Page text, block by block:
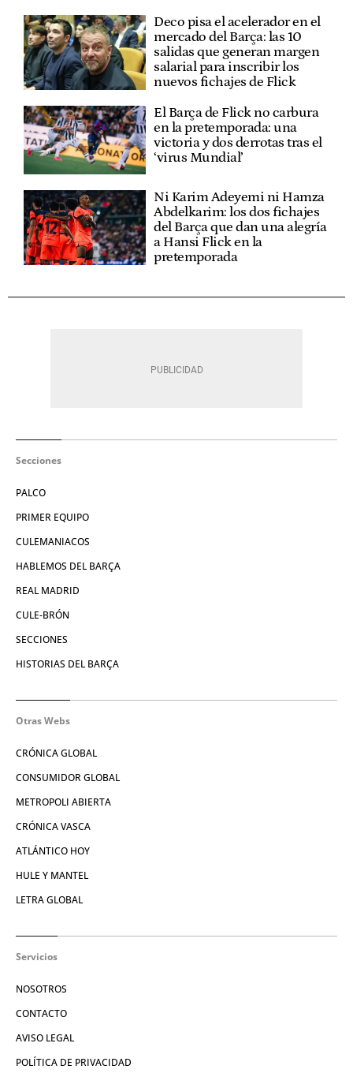
Deco pisa el acelerador en el
mercado del Barça: las 10
salidas que generan margen
salarial para inscribir los
nuevos fichajes de Flick
El Barça de Flick no carbura
en la pretemporada: una
victoria y dos derrotas tras el
‘virus Mundial’
Ni Karim Adeyemi ni Hamza
Abdelkarim: los dos fichajes
del Barça que dan una alegría
a Hansi Flick en la
pretemporada
Secciones
PALCO
PRIMER EQUIPO
CULEMANIACOS
HABLEMOS DEL BARÇA
REAL MADRID
CULE-BRÓN
SECCIONES
HISTORIAS DEL BARÇA
Otras Webs
CRÓNICA GLOBAL
CONSUMIDOR GLOBAL
METROPOLI ABIERTA
CRÓNICA VASCA
ATLÁNTICO HOY
HULE Y MANTEL
LETRA GLOBAL
Servicios
NOSOTROS
CONTACTO
AVISO LEGAL
POLÍTICA DE PRIVACIDAD